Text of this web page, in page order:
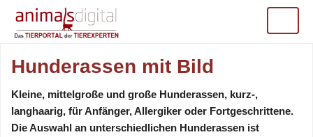
Hunderassen mit Bild
Kleine, mittelgroße und große Hunderassen, kurz-,
langhaarig, für Anfänger, Allergiker oder Fortgeschrittene.
Die Auswahl an unterschiedlichen Hunderassen ist